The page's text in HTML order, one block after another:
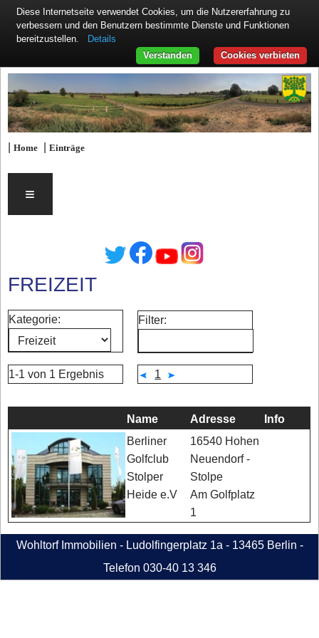
|Home |Einträge
≡
FREIZEIT
Kategorie: Filter:
1-1 von 1 Ergebnis 1
Name Adresse Info
Berliner
Golfclub
Stolper
Heide e.V
16540 Hohen
Neuendorf -
Stolpe
Am Golfplatz
1
Wohltorf Immobilien - Ludolfingerplatz 1a - 13465 Berlin -
Telefon 030-40 13 346
Diese Internetseite verwendet Cookies, um die Nutzererfahrung zu
verbessern und den Benutzern bestimmte Dienste und Funktionen
bereitzustellen.
Details
Cookies verbieten
Verstanden